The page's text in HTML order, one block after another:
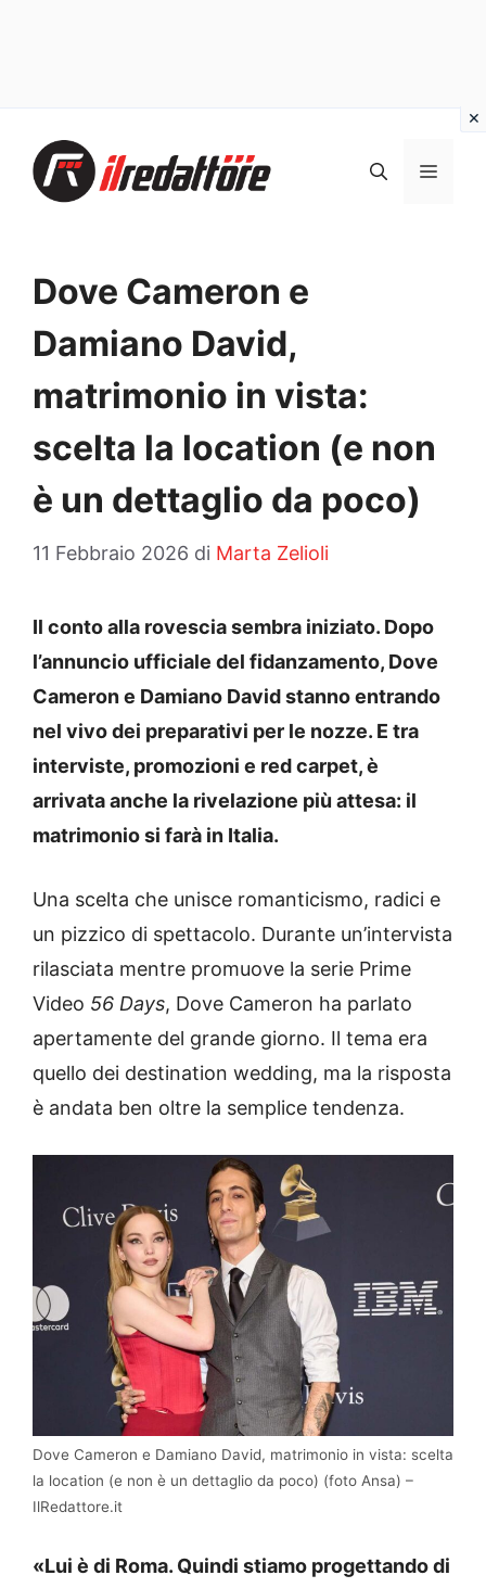
contenuto
Dove Cameron e
Damiano David,
matrimonio in vista:
scelta la location (e non
è un dettaglio da poco)
11 Febbraio 2026 di Marta Zelioli
Il conto alla rovescia sembra iniziato. Dopo
l’annuncio ufficiale del fidanzamento, Dove
Cameron e Damiano David stanno entrando
nel vivo dei preparativi per le nozze. E tra
interviste, promozioni e red carpet, è
arrivata anche la rivelazione più attesa: il
matrimonio si farà in Italia.
Una scelta che unisce romanticismo, radici e
un pizzico di spettacolo. Durante un’intervista
rilasciata mentre promuove la serie Prime
Video 56 Days, Dove Cameron ha parlato
apertamente del grande giorno. Il tema era
quello dei destination wedding, ma la risposta
è andata ben oltre la semplice tendenza.
Dove Cameron e Damiano David, matrimonio in vista: scelta
la location (e non è un dettaglio da poco) (foto Ansa) –
IlRedattore.it
«Lui è di Roma. Quindi stiamo progettando di